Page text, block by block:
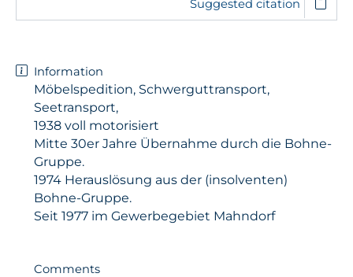
Suggested citation
Information
Möbelspedition, Schwerguttransport,
Seetransport,
1938 voll motorisiert
Mitte 30er Jahre Übernahme durch die Bohne-
Gruppe.
1974 Herauslösung aus der (insolventen)
Bohne-Gruppe.
Seit 1977 im Gewerbegebiet Mahndorf
Comments